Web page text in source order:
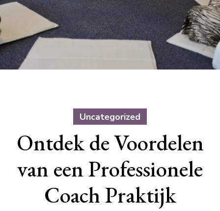
Uncategorized
Ontdek de Voordelen
van een Professionele
Coach Praktijk